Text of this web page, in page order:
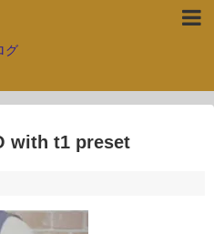
グ
with t1 preset